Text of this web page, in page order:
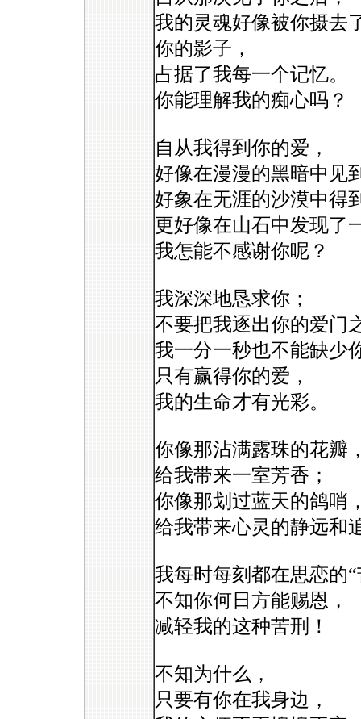
我的灵魂好像被你摄去
你的影子，
占据了我每一个记忆。
你能理解我的痴心吗？
自从我得到你的爱，
好像在漫漫的黑暗中见
好象在无涯的沙漠中得
更好像在山石中发现了
我怎能不感谢你呢？
我深深地恳求你；
不要把我逐出你的爱门
我一分一秒也不能缺少
只有赢得你的爱，
我的生命才有光彩。
你像那沾满露珠的花瓣
给我带来一室芳香；
你像那划过蓝天的鸽哨
给我带来心灵的静远和
我每时每刻都在思恋的
不知你何日方能赐恩，
减轻我的这种苦刑！
不知为什么，
只要有你在我身边，